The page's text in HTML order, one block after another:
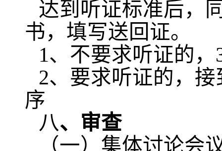
达到听证标准后，
书，填写送回证。
1、不要求听证的
2、要求听证的，
序
八、审查
（一）集体讨论会